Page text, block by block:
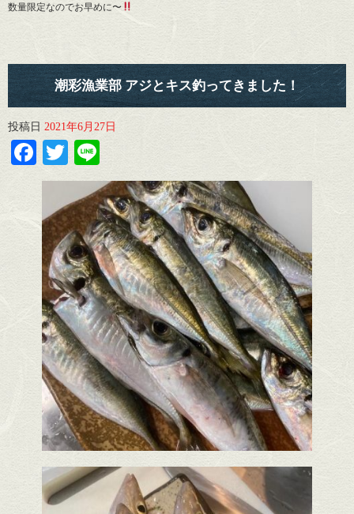
数量限定なのでお早めに〜
潮彩漁業部 アジとキス釣ってきました！
投稿日 2021年6月27日
Facebook
Twitter